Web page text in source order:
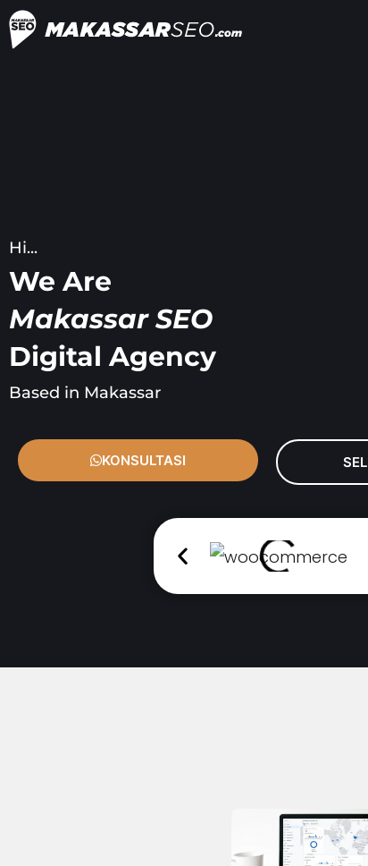
Skip
to
Hi...
We Are
Makassar SEO
Digital Agency
Based in Makassar
KONSULTASI